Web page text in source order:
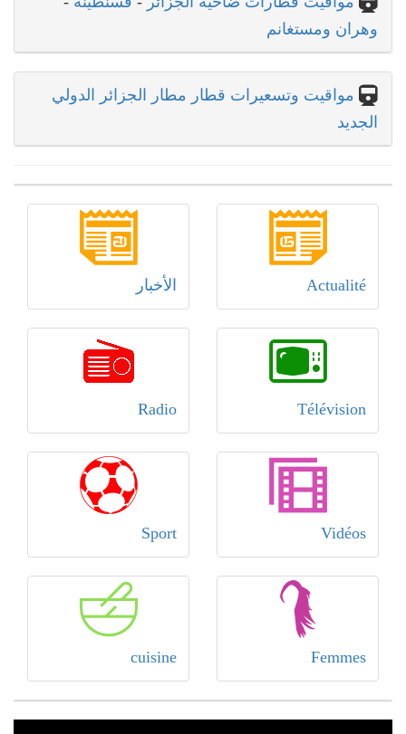
وهران ومستغانم
مواقيت وتسعيرات قطار مطار الجزائر الدولي
الجديد
Actualité الأخبار
Télévision
Radio
Vidéos
Sport
Femmes
cuisine